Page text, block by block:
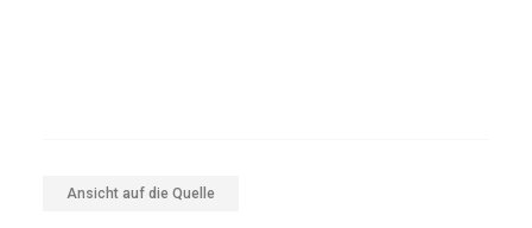
Ansicht auf die Quelle